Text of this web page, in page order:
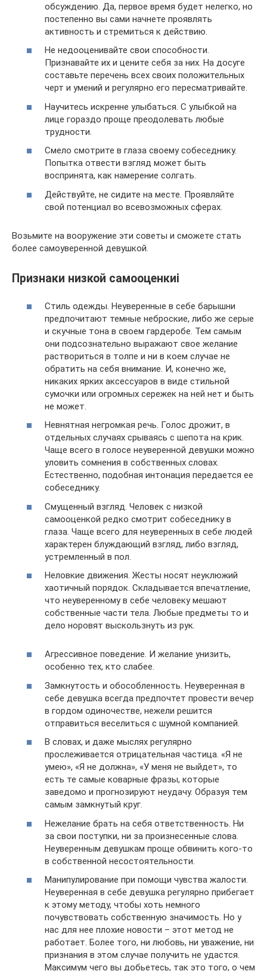
обсуждению. Да, первое время будет нелегко, но
постепенно вы сами начнете проявлять
активность и стремиться к действию.
Не недооценивайте свои способности.
Признавайте их и цените себя за них. На досуге
составьте перечень всех своих положительных
черт и умений и регулярно его пересматривайте.
Научитесь искренне улыбаться. С улыбкой на
лице гораздо проще преодолевать любые
трудности.
Смело смотрите в глаза своему собеседнику.
Попытка отвести взгляд может быть
воспринята, как намерение солгать.
Действуйте, не сидите на месте. Проявляйте
свой потенциал во всевозможных сферах.
Возьмите на вооружение эти советы и сможете стать
более самоуверенной девушкой.
Признаки низкой самооценкиi
Стиль одежды. Неуверенные в себе барышни
предпочитают темные неброские, либо же серые
и скучные тона в своем гардеробе. Тем самым
они подсознательно выражают свое желание
раствориться в толпе и ни в коем случае не
обратить на себя внимание. И, конечно же,
никаких ярких аксессуаров в виде стильной
сумочки или огромных сережек на ней нет и быть
не может.
Невнятная негромкая речь. Голос дрожит, в
отдельных случаях срываясь с шепота на крик.
Чаще всего в голосе неуверенной девушки можно
уловить сомнения в собственных словах.
Естественно, подобная интонация передается ее
собеседнику.
Смущенный взгляд. Человек с низкой
самооценкой редко смотрит собеседнику в
глаза. Чаще всего для неуверенных в себе людей
характерен блуждающий взгляд, либо взгляд,
устремленный в пол.
Неловкие движения. Жесты носят неуклюжий
хаотичный порядок. Складывается впечатление,
что неуверенному в себе человеку мешают
собственные части тела. Любые предметы то и
дело норовят выскользнуть из рук.
Агрессивное поведение. И желание унизить,
особенно тех, кто слабее.
Замкнутость и обособленность. Неуверенная в
себе девушка всегда предпочтет провести вечер
в гордом одиночестве, нежели решится
отправиться веселиться с шумной компанией.
В словах, и даже мыслях регулярно
прослеживается отрицательная частица. «Я не
умею», «Я не должна», «У меня не выйдет», то
есть те самые коварные фразы, которые
заведомо и прогнозируют неудачу. Образуя тем
самым замкнутый круг.
Нежелание брать на себя ответственность. Ни
за свои поступки, ни за произнесенные слова.
Неуверенным девушкам проще обвинить кого-то
в собственной несостоятельности.
Манипулирование при помощи чувства жалости.
Неуверенная в себе девушка регулярно прибегает
к этому методу, чтобы хоть немного
почувствовать собственную значимость. Но у
нас для нее плохие новости – этот метод не
работает. Более того, ни любовь, ни уважение, ни
признания в этом случае получить не удастся.
Максимум чего вы добьетесь, так это того, о чем